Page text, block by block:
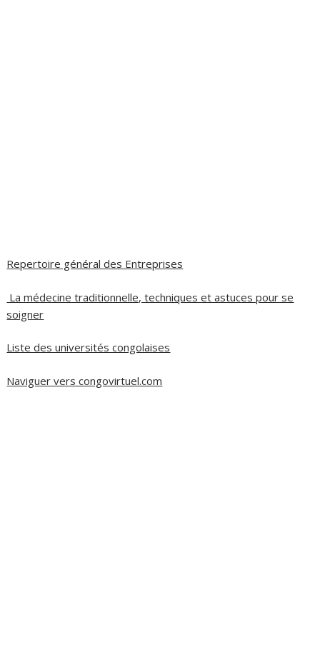
Repertoire général des Entreprises
La médecine traditionnelle, techniques et astuces pour se
soigner
Liste des universités congolaises
Naviguer vers congovirtuel.com